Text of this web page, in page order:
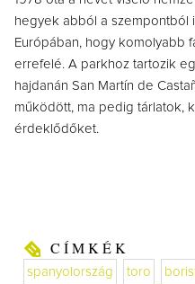
hegyek abból a szempontból
Európában, hogy komolyabb
errefelé. A parkhoz tartozik
hajdanán San Martín de
működött, ma pedig tárlatok,
érdeklődőket.
CÍMKÉK
spanyolország toro